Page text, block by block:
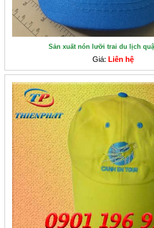
Sản xuất nón lưỡi trai du lịch
Giá: Liên hệ